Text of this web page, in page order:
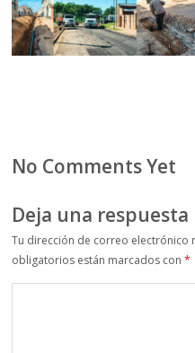
No Comments Yet
Deja una respuesta
Tu dirección de correo electrónico
obligatorios están marcados con*